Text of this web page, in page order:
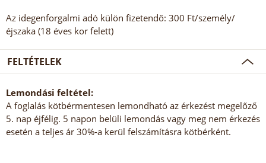
Az idegenforgalmi adó külön fizetendő: 300 Ft/személy/
éjszaka (18 éves kor felett)
FELTÉTELEK
Lemondási feltétel:
A foglalás kötbérmentesen lemondható az érkezést megelőző
5. nap éjfélig. 5 napon belüli lemondás vagy meg nem érkezés
esetén a teljes ár 30%-a kerül felszámításra kötbérként.